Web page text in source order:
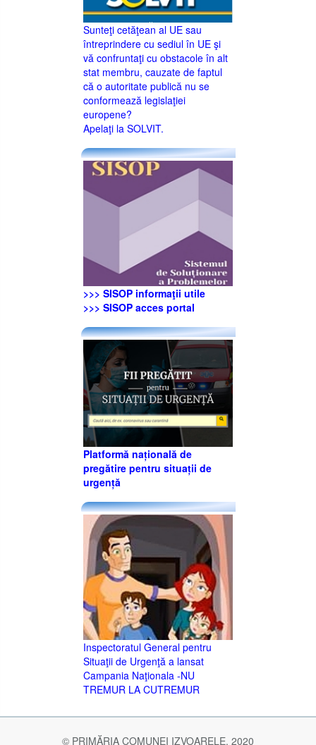
Sunteţi cetăţean al UE sau
întreprindere cu sediul în UE şi
vă confruntaţi cu obstacole în alt
stat membru, cauzate de faptul
că o autoritate publică nu se
conformează legislaţiei
europene?
Apelaţi la SOLVIT.
>>> SISOP informaţii utile
>>> SISOP acces portal
Platformă națională de
pregătire pentru situații de
urgență
Inspectoratul General pentru
Situaţii de Urgenţă a lansat
Campania Naţionala -NU
TREMUR LA CUTREMUR
© PRIMĂRIA COMUNEI IZVOARELE, 2020